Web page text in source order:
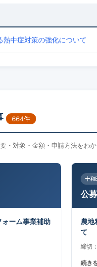
熱中症対策の強化について
664件
・対象・金額・申請方法をわ
ーム事業補助
十和
公
農地
て
締切
続き